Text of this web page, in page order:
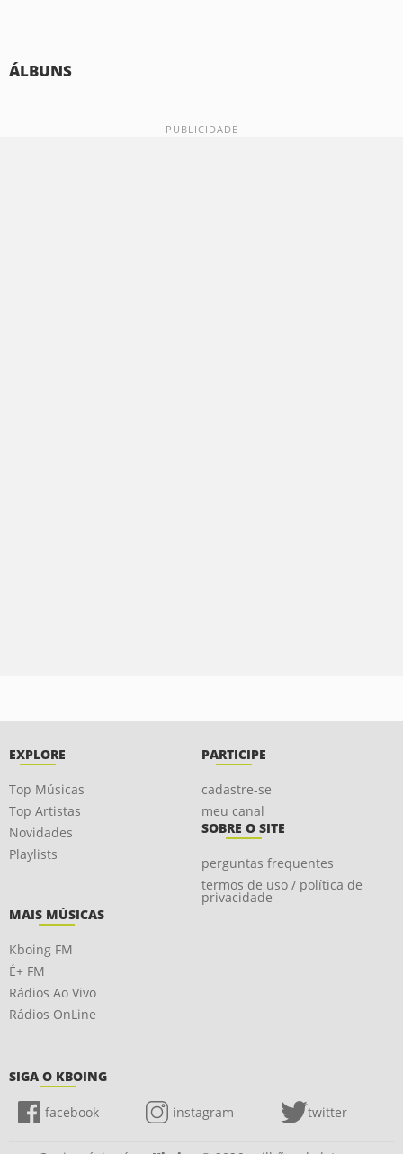
ÁLBUNS
EXPLORE
Top Músicas
Top Artistas
Novidades
Playlists
PARTICIPE
cadastre-se
meu canal
SOBRE O SITE
perguntas frequentes
termos de uso / política de
privacidade
MAIS MÚSICAS
Kboing FM
É+ FM
Rádios Ao Vivo
Rádios OnLine
SIGA O KBOING
facebook instagram twitter